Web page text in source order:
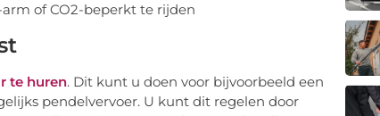
of CO2-beperkt te rijden
te huren. Dit kunt u doen voor bijvoorbeeld een
pendelvervoer. U kunt dit regelen door